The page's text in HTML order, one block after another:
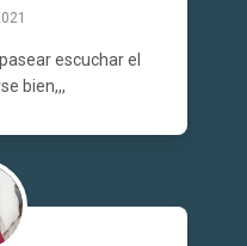
escuchar el
bien,,,